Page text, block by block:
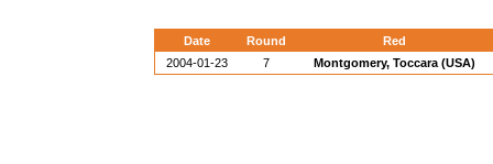
Date Round
Red
2004-01-23
7 Montgomery, Toccara (USA)